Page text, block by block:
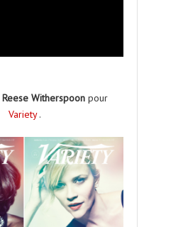
Reese Witherspoonpour
Variety.